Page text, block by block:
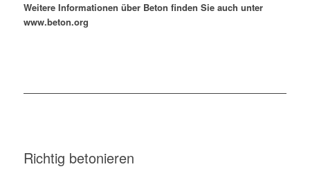
Weitere Informationen über Beton finden Sie auch unter
www.beton.org
Richtig betonieren